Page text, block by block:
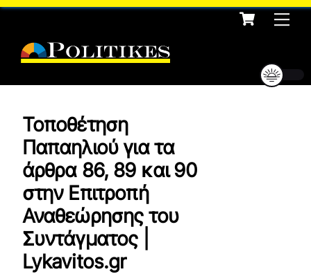
Skip
content
Cart
Τοποθέτηση
Παπαηλιού για τα
άρθρα 86, 89 και 90
στην Επιτροπή
Αναθεώρησης του
Συντάγματος |
Lykavitos.gr